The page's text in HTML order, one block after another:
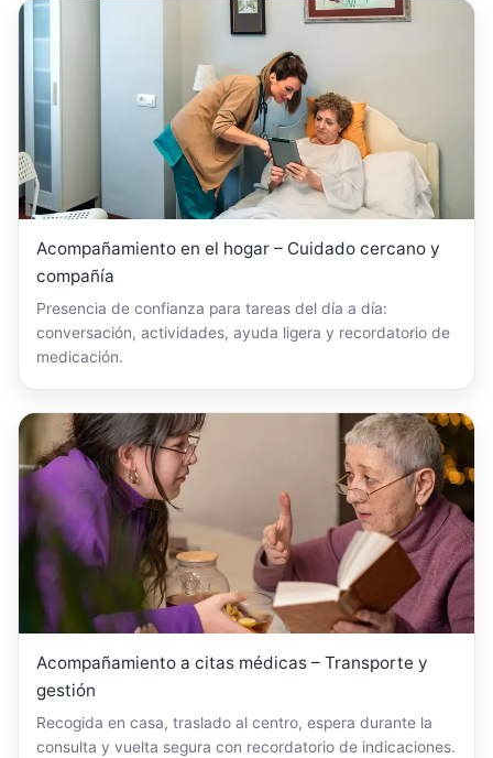
Acompañamiento en el hogar – Cuidado cercano y
compañía
Presencia de confianza para tareas del día a día:
conversación, actividades, ayuda ligera y recordatorio de
medicación.
Acompañamiento a citas médicas – Transporte y
gestión
Recogida en casa, traslado al centro, espera durante la
consulta y vuelta segura con recordatorio de indicaciones.